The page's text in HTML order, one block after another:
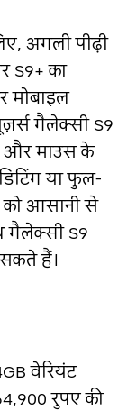
अगली पीढ़ी
S9+ का
मोबाइल
गैलेक्सी S9
और माउस के
या फुल-
को आसानी से
गैलेक्सी S9
हैं।
वेरियंट
रुपए की